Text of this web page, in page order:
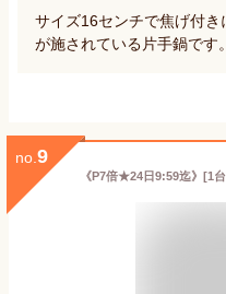
サイズ16センチで焦げ付
が施されている片手鍋です。
no. 9